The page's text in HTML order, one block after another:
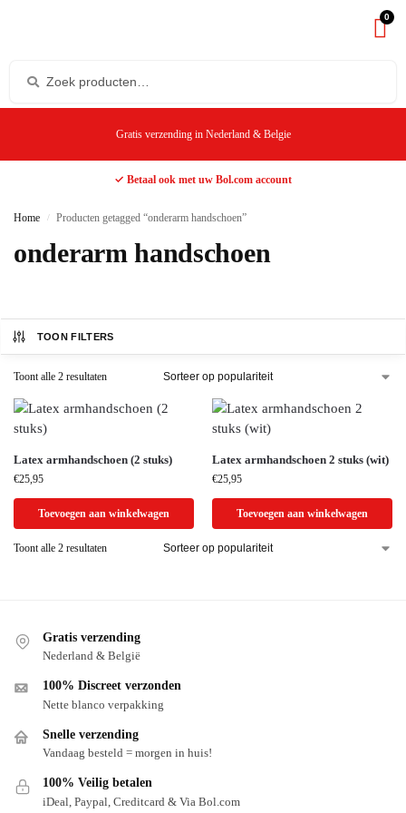
0
Gratis verzending in Nederland & Belgie
✓ Betaal ook met uw Bol.com account
Home / Producten getagged “onderarm handschoen”
onderarm handschoen
TOON FILTERS
Toont alle 2 resultaten
Latex armhandschoen (2 stuks)
€25,95
Toevoegen aan winkelwagen
Latex armhandschoen 2 stuks (wit)
€25,95
Toevoegen aan winkelwagen
Toont alle 2 resultaten
Gratis verzending
Nederland & België
100% Discreet verzonden
Nette blanco verpakking
Snelle verzending
Vandaag besteld = morgen in huis!
100% Veilig betalen
iDeal, Paypal, Creditcard & Via Bol.com